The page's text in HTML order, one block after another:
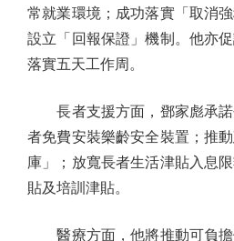
常就業環境；成功落實「取消
設立「回報保證」機制。他亦
落實五天工作周。
長者支援方面，鄧家彪承諾
者免費安裝樂齡安全裝置；推
庫」；放寬長者生活津貼入息
貼及培訓津貼。
醫療方面，他將推動可負擔